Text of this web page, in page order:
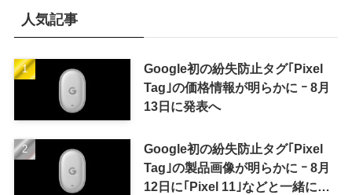
人気記事
Google初の紛失防止タグ｢Pixel
Tag｣の価格情報が明らかに ｰ 8月
13日に発表へ
Google初の紛失防止タグ｢Pixel
Tag｣の製品画像が明らかに ｰ 8月
12日に｢Pixel 11｣などと一緒に発